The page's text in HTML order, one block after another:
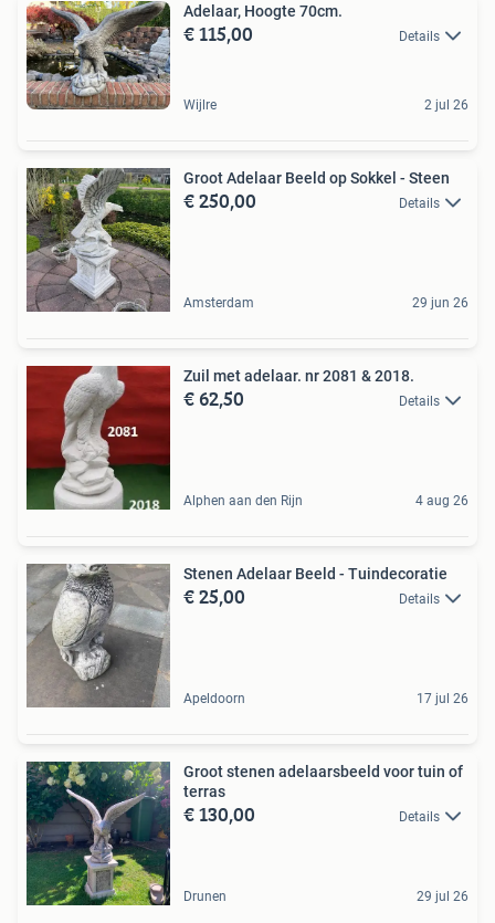
Adelaar, Hoogte 70cm.
€ 115,00 Details
Wijlre 2 jul 26
Groot Adelaar Beeld op Sokkel - Steen
€ 250,00 Details
Amsterdam 29 jun 26
Zuil met adelaar. nr 2081 & 2018.
€ 62,50 Details
Alphen aan den Rijn 4 aug 26
Stenen Adelaar Beeld - Tuindecoratie
€ 25,00 Details
Apeldoorn 17 jul 26
Groot stenen adelaarsbeeld voor tuin of
terras
€ 130,00 Details
Drunen 29 jul 26